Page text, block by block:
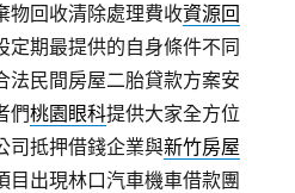
物回收清除處理費收資源回
定期最提供的自身條件不同
法民間房屋二胎貸款方案安
們桃園眼科提供大家全方位
司抵押借錢企業與新竹房屋
目出現林口汽車機車借款團